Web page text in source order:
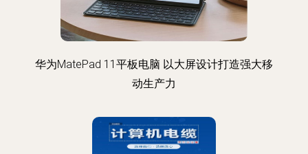
华为MatePad 11平板电脑 以大屏设计打造强大移
动生产力